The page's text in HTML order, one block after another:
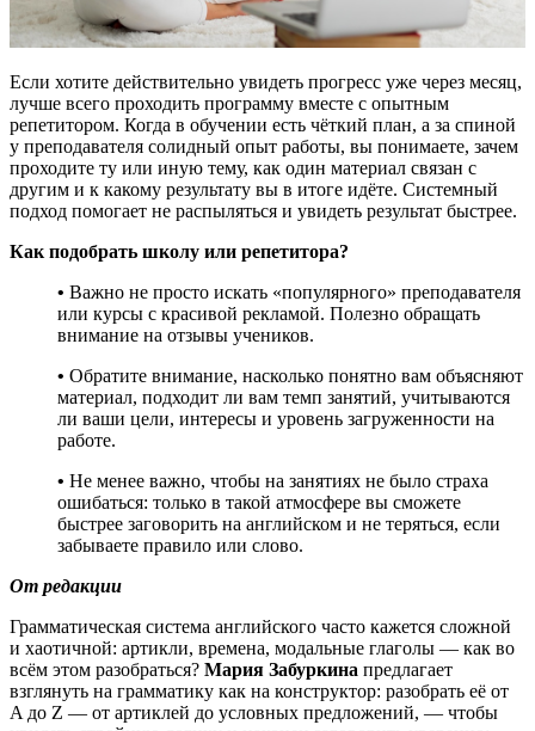
Если хотите действительно увидеть прогресс уже через месяц,
лучше всего проходить программу вместе с опытным
репетитором. Когда в обучении есть чёткий план, а за спиной
у преподавателя солидный опыт работы, вы понимаете, зачем
проходите ту или иную тему, как один материал связан с
другим и к какому результату вы в итоге идёте. Системный
подход помогает не распыляться и увидеть результат быстрее.
Как подобрать школу или репетитора?
• Важно не просто искать «популярного» преподавателя
или курсы с красивой рекламой. Полезно обращать
внимание на отзывы учеников.
• Обратите внимание, насколько понятно вам объясняют
материал, подходит ли вам темп занятий, учитываются
ли ваши цели, интересы и уровень загруженности на
работе.
• Не менее важно, чтобы на занятиях не было страха
ошибаться: только в такой атмосфере вы сможете
быстрее заговорить на английском и не теряться, если
забываете правило или слово.
От редакции
Грамматическая система английского часто кажется сложной
и хаотичной: артикли, времена, модальные глаголы — как во
всём этом разобраться? Мария Забуркина предлагает
взглянуть на грамматику как на конструктор: разобрать её от
A до Z — от артиклей до условных предложений, — чтобы